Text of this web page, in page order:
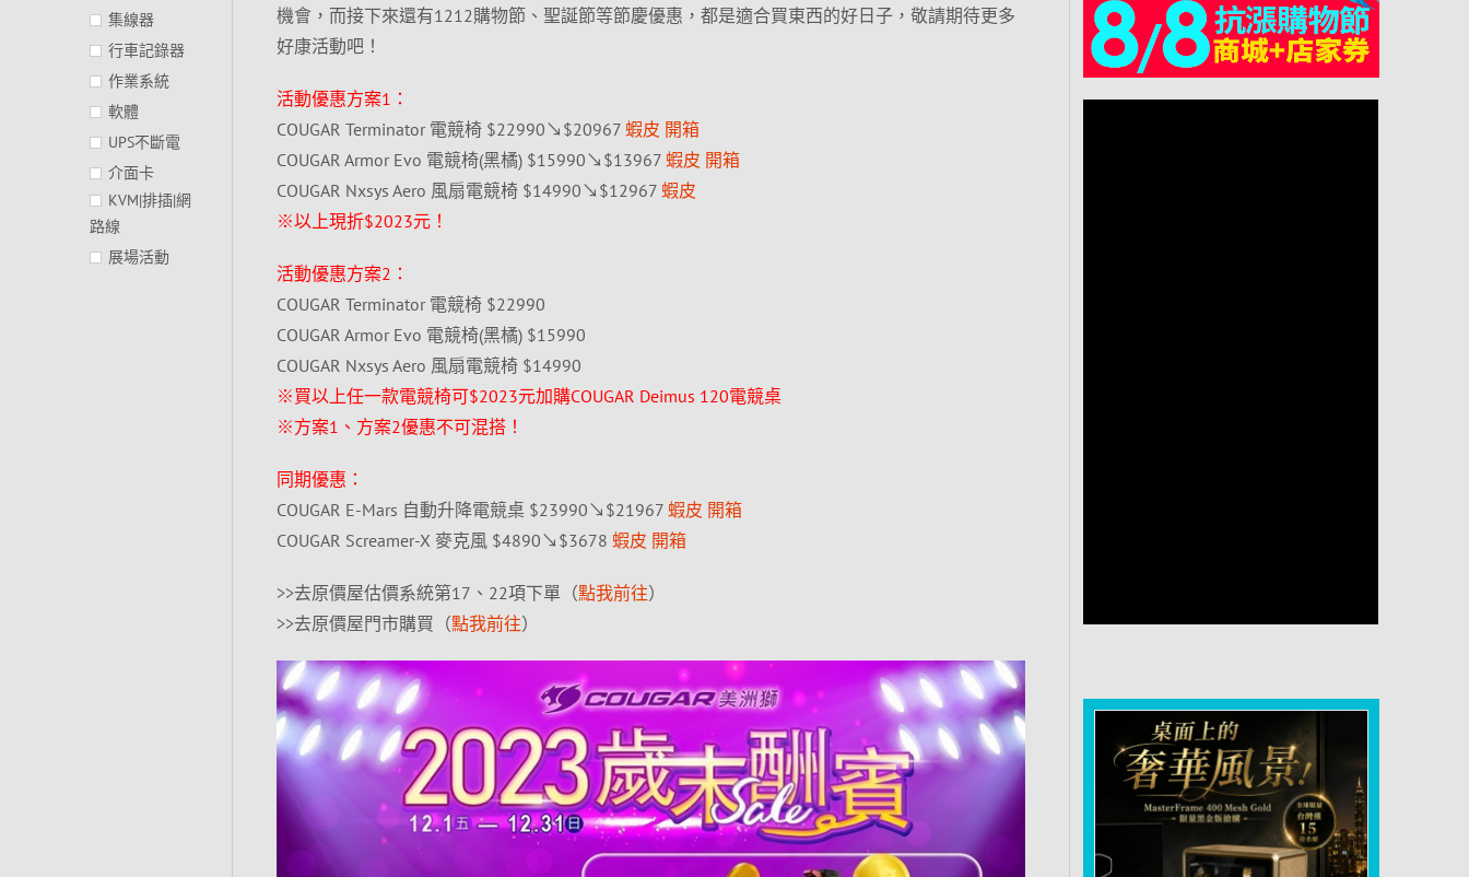
機會，而接下來還有1212購物節、聖誕節等節慶優惠，都是適合買東西的好日子，敬請期待更多
好康活動吧！
活動優惠方案1：
COUGAR Terminator 電競椅 $22990↘$20967 蝦皮 開箱
COUGAR Armor Evo 電競椅(黑橘) $15990↘$13967 蝦皮 開箱
COUGAR Nxsys Aero 風扇電競椅 $14990↘$12967 蝦皮
※以上現折$2023元！
活動優惠方案2：
COUGAR Terminator 電競椅 $22990
COUGAR Armor Evo 電競椅(黑橘) $15990
COUGAR Nxsys Aero 風扇電競椅 $14990
※買以上任一款電競椅可$2023元加購COUGAR Deimus 120電競桌
※方案1、方案2優惠不可混搭！
同期優惠：
COUGAR E-Mars 自動升降電競桌 $23990↘$21967 蝦皮 開箱
COUGAR Screamer-X 麥克風 $4890↘$3678 蝦皮 開箱
>>去原價屋估價系統第17、22項下單（點我前往）
>>去原價屋門市購買（點我前往）
集線器
行車記錄器
作業系統
軟體
UPS不斷電
介面卡
KVM|排插|網
路線
展場活動